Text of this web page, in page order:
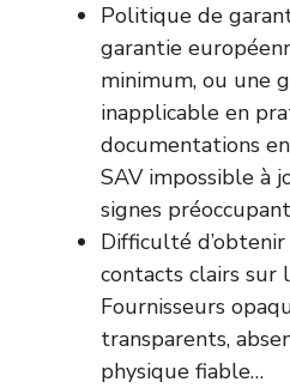
Politique de
garantie
minimum, ou une
inapplicable en
documentations
SAV impossible à
signes
Difficulté
contacts clairs sur
Fournisseurs
transparents,
physique fiable…